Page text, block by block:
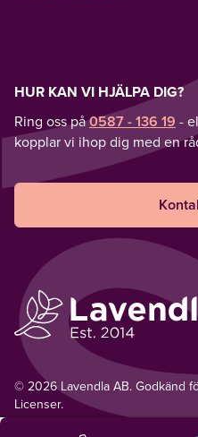
HUR KAN VI HJÄLPA DIG?
Ring oss på0587 - 136 19 -
kopplar vi ihop dig med en
© 2026 Lavendla AB. Godkänd
Licenser.